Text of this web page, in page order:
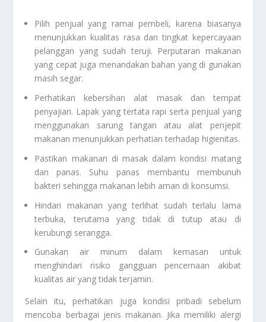
Pilih penjual yang ramai pembeli, karena biasanya
menunjukkan kualitas rasa dan tingkat kepercayaan
pelanggan yang sudah teruji. Perputaran makanan
yang cepat juga menandakan bahan yang di gunakan
masih segar.
Perhatikan kebersihan alat masak dan tempat
penyajian. Lapak yang tertata rapi serta penjual yang
menggunakan sarung tangan atau alat penjepit
makanan menunjukkan perhatian terhadap higienitas.
Pastikan makanan di masak dalam kondisi matang
dan panas. Suhu panas membantu membunuh
bakteri sehingga makanan lebih aman di konsumsi.
Hindari makanan yang terlihat sudah terlalu lama
terbuka, terutama yang tidak di tutup atau di
kerubungi serangga.
Gunakan air minum dalam kemasan untuk
menghindari risiko gangguan pencernaan akibat
kualitas air yang tidak terjamin.
Selain itu, perhatikan juga kondisi pribadi sebelum
mencoba berbagai jenis makanan. Jika memiliki alergi